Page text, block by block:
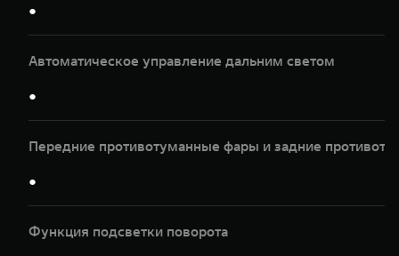
●
Автоматическое управление дальним светом
●
Передние противотуманные фары и задние
●
Функция подсветки поворота